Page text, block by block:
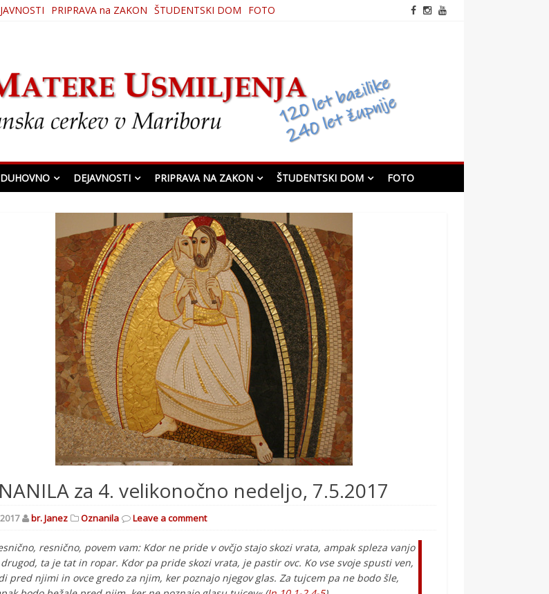
PRIPRAVA na ZAKON ŠTUDENTSKI DOM FOTO
DUHOVNO DEJAVNOSTI PRIPRAVA NA ZAKON ŠTUDENTSKI DOM FOTO
za 4. velikonočno nedeljo, 7.5.2017
br. Janez Oznanila Leave a comment
resnično, povem vam: Kdor ne pride v ovčjo stajo skozi vrata, ampak spleza vanjo
ta je tat in ropar. Kdor pa pride skozi vrata, je pastir ovc. Ko vse svoje spusti ven,
pred njimi in ovce gredo za njim, ker poznajo njegov glas. Za tujcem pa ne bodo šle,